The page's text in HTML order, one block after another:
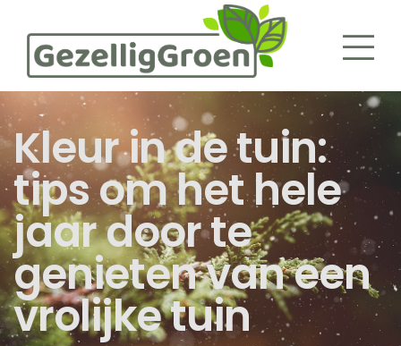
Kleur in de tuin:
tips om het hele
jaar door te
genieten van een
vrolijke tuin